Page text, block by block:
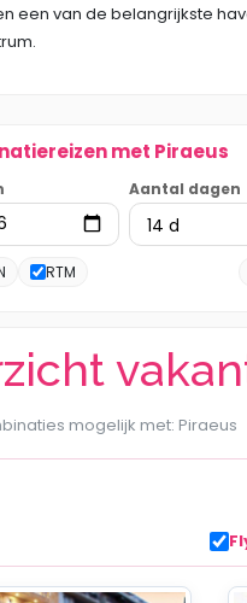
een van de belangrijkste
met Piraeus
Aantal dagen
RTM
mogelijk met: Piraeus